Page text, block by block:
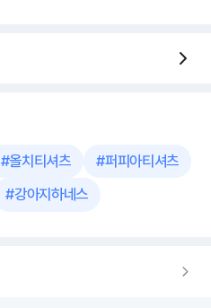
#올치티셔츠 #퍼피아티셔츠
#강아지하네스